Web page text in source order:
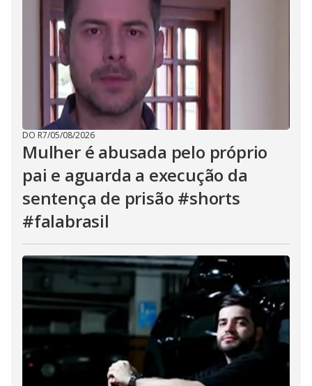
DO R7/05/08/2026
Mulher é abusada pelo próprio
pai e aguarda a execução da
sentença de prisão #shorts
#falabrasil